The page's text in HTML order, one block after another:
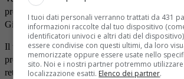
presentazione del libro “L’amico di Krishna” di
Giarola) in ricordo di Stefano Leo.
Il testo vede la sua genesi nel noto e triste
prematura del ragazzo biellese mettendo in luce
retroscena sconosciuti di una vicenda che ha
I tuoi dati personali verranno trattati da 431
informazioni raccolte dal tuo dispositivo
identificatori univoci e altri dati del
essere condivise con questi ultimi, da loro
memorizzate oppure essere usate nello
sito. Noi e i nostri partner potremmo
localizzazione esatti. Elenco dei partner.